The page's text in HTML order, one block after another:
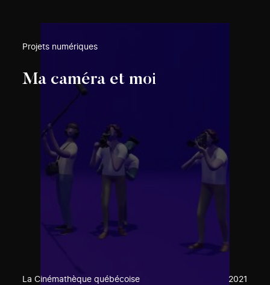
Projets numériques
Ma caméra et moi
La Cinémathèque québécoise 2021